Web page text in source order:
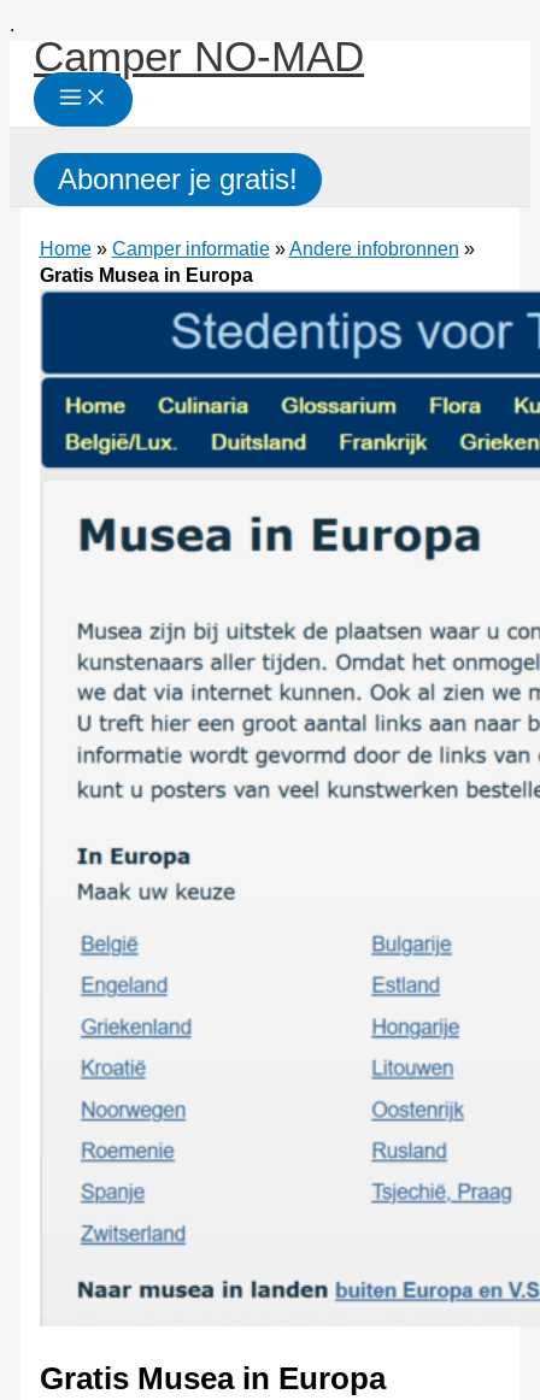
.
naar
inhoud
Camper NO-MAD
Abonneer je gratis!
Home» Camper informatie»Andere infobronnen »
Gratis Musea in Europa
Gratis Musea in Europa